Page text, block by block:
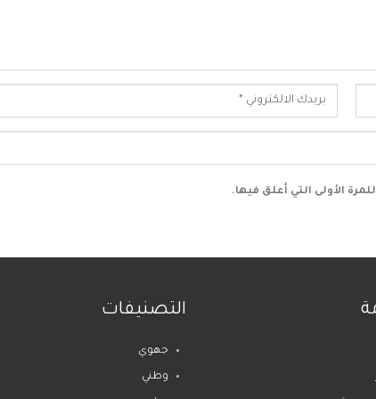
الأولى التي أعلق فيها.
التصنيفات
جهوي
وطني